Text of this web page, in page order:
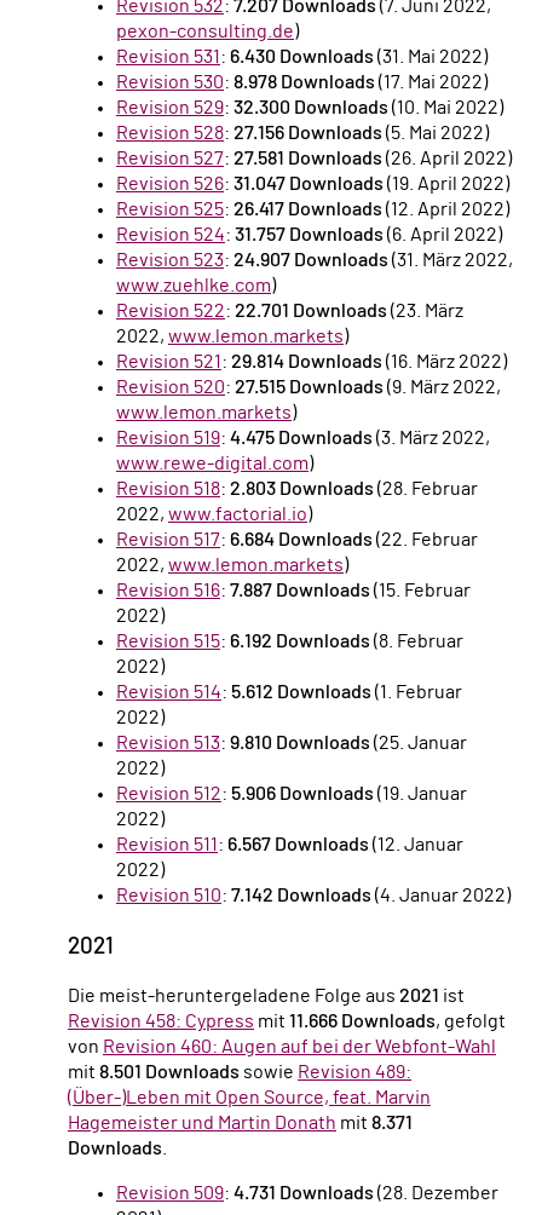
Revision 532: 7.207 Downloads (7. Juni 2022,
pexon-consulting.de)
Revision 531 : 6.430 Downloads (31. Mai 2022)
Revision 530: 8.978 Downloads (17. Mai 2022)
Revision 529: 32.300 Downloads (10. Mai 2022)
Revision 528: 27.156 Downloads (5. Mai 2022)
Revision 527: 27.581 Downloads (26. April 2022)
Revision 526: 31.047 Downloads (19. April 2022)
Revision 525: 26.417 Downloads (12. April 2022)
Revision 524: 31.757 Downloads (6. April 2022)
Revision 523: 24.907 Downloads (31. März 2022,
www.zuehlke.com)
Revision 522: 22.701 Downloads (23. März
2022, www.lemon.markets)
Revision 521 : 29.814 Downloads (16. März 2022)
Revision 520: 27.515 Downloads (9. März 2022,
www.lemon.markets)
Revision 519: 4.475 Downloads (3. März 2022,
www.rewe-digital.com)
Revision 518: 2.803 Downloads (28. Februar
2022, www.factorial.io)
Revision 517: 6.684 Downloads (22. Februar
2022, www.lemon.markets)
Revision 516: 7.887 Downloads (15. Februar
2022)
Revision 515: 6.192 Downloads (8. Februar
2022)
Revision 514: 5.612 Downloads (1. Februar
2022)
Revision 513: 9.810 Downloads (25. Januar
2022)
Revision 512: 5.906 Downloads (19. Januar
2022)
Revision 511 : 6.567 Downloads (12. Januar
2022)
Revision 510: 7.142 Downloads (4. Januar 2022)
2021
Die meist-heruntergeladene Folge aus 2021 ist
Revision 458: Cypress mit 11.666 Downloads, gefolgt
von Revision 460: Augen auf bei der Webfont-Wahl
mit 8.501 Downloads sowie Revision 489:
(Über-)Leben mit Open Source, feat. Marvin
Hagemeister und Martin Donath mit 8.371
Downloads.
Revision 509: 4.731 Downloads (28. Dezember